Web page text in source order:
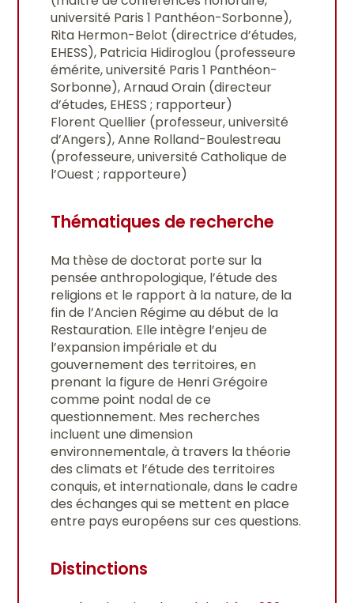
université Paris 1 Panthéon-Sorbonne),
Rita Hermon-Belot (directrice d’études,
EHESS), Patricia Hidiroglou (professeure
émérite, université Paris 1 Panthéon-
Sorbonne), Arnaud Orain (directeur
d’études, EHESS ; rapporteur)
Florent Quellier (professeur, université
d’Angers), Anne Rolland-Boulestreau
(professeure, université Catholique de
l’Ouest ; rapporteure)
Thématiques de recherche
Ma thèse de doctorat porte sur la
pensée anthropologique, l’étude des
religions et le rapport à la nature, de la
fin de l’Ancien Régime au début de la
Restauration. Elle intègre l’enjeu de
l’expansion impériale et du
gouvernement des territoires, en
prenant la figure de Henri Grégoire
comme point nodal de ce
questionnement. Mes recherches
incluent une dimension
environnementale, à travers la théorie
des climats et l’étude des territoires
conquis, et internationale, dans le cadre
des échanges qui se mettent en place
entre pays européens sur ces questions.
Distinctions